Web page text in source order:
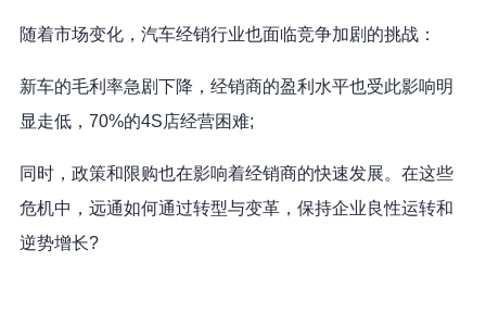
随着市场变化，汽车经销行业也面临竞争加剧的挑战：
新车的毛利率急剧下降，经销商的盈利水平也受此影响明
显走低，70%的4S店经营困难;
同时，政策和限购也在影响着经销商的快速发展。在这些
危机中，远通如何通过转型与变革，保持企业良性运转和
逆势增长?